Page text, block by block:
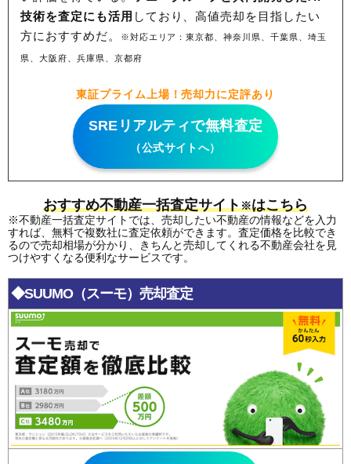
技術を査定にも活用 しており、高値売却を目指したい
方におすすめだ。
※対応エリア：東京都、神奈川県、千葉県、埼玉
県、大阪府、兵庫県、京都府
東証プライム上場！売却力に定評あり
SREリアルティで無料査定
（公式サイトへ）
おすすめ不動産一括査定サイト※はこちら
※不動産一括査定サイトでは、売却したい不動産の情報などを入力
すれば、無料で複数社に査定依頼ができます。査定価格を比較でき
るので売却相場が分かり、きちんと売却してくれる不動産会社を見
つけやすくなる便利なサービスです。
◆SUUMO（スーモ）売却査定